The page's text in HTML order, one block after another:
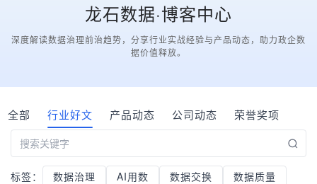
龙石数据·博客中心
深度解读数据治理前治趋势，分享行业实战经验与产品动态，助力政企数
据价值释放。
全部 行业好文 产品动态 公司动态 荣誉奖项
标签： 数据治理 AI用数 数据交换
数据质量